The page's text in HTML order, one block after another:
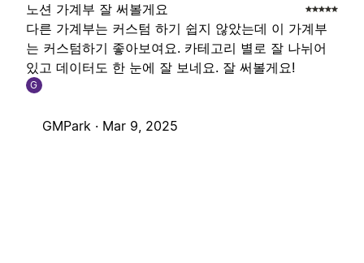
노션 가계부 잘 써볼게요
다른 가계부는 커스텀 하기 쉽지 않았는데 이 가계부
는 커스텀하기 좋아보여요. 카테고리 별로 잘 나뉘어
있고 데이터도 한 눈에 잘 보네요. 잘 써볼게요!
G
GMPark · Mar 9, 2025